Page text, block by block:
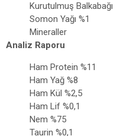
Kurutulmuş Balkabağı
Somon Yağı %1
Mineraller
Analiz Raporu
Ham Protein %11
Ham Yağ %8
Ham Kül %2,5
Ham Lif %0,1
Nem %75
Taurin %0,1